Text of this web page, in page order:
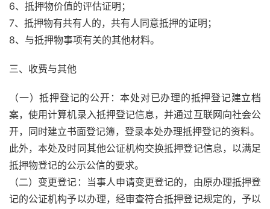
6、抵押物价值的评估证明；
7、抵押物有共有人的，共有人同意抵押的证明；
8、与抵押物事项有关的其他材料。
三、收费与其他
（一）抵押登记的公开：本处对已办理的抵押登记建立档
案，使用计算机录入抵押登记信息，并通过互联网向社会公
开，同时建立书面登记簿，登录本处办理抵押登记的资料。
此外，本处及时同其他公证机构交换抵押登记信息，以满足
抵押物登记的公示公信的要求。
（二）变更登记：当事人申请变更登记的，由原办理抵押登
记的公证机构予以办理，经审查符合抵押登记规定的，予以